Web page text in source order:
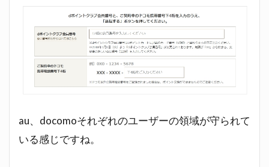
au、docomoそれぞれのユーザーの領域が守られて
いる感じですね。